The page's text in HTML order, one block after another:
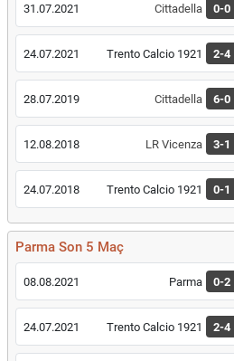
31.07.2021 Cittadella 0-0
24.07.2021 Trento Calcio 1921 2-4
28.07.2019 Cittadella 6-0
12.08.2018 LR Vicenza 3-1
24.07.2018 Trento Calcio 1921 0-1
Parma Son 5 Maç
08.08.2021 Parma 0-2
24.07.2021 Trento Calcio 1921 2-4